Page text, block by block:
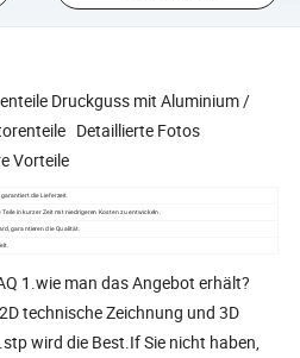
Druckguss mit Aluminium /
Detaillierte Fotos
Vorteile
die Lieferzeit.
in kurzer Zeit mit niedrigeren Kosten zu entwickeln.
garantieren die Qualität.
1.wie man das Angebot erhält?
technische Zeichnung und 3D
wird die Best.If Sie nicht haben,